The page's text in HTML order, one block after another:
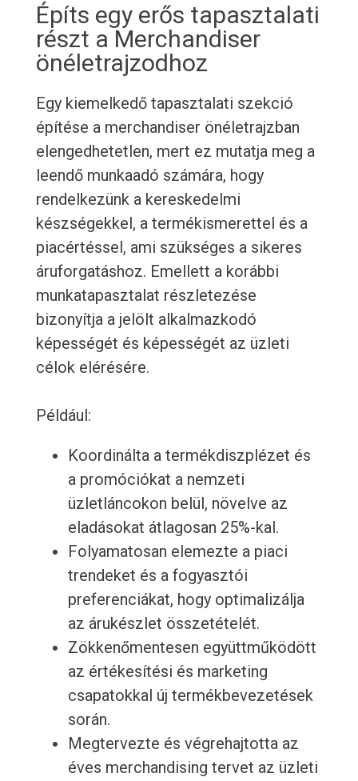
Építs egy erős tapasztalati
részt a Merchandiser
önéletrajzodhoz
Egy kiemelkedő tapasztalati szekció
építése a merchandiser önéletrajzban
elengedhetetlen, mert ez mutatja meg a
leendő munkaadó számára, hogy
rendelkezünk a kereskedelmi
készségekkel, a termékismerettel és a
piacértéssel, ami szükséges a sikeres
áruforgatáshoz. Emellett a korábbi
munkatapasztalat részletezése
bizonyítja a jelölt alkalmazkodó
képességét és képességét az üzleti
célok elérésére.
Például:
Koordinálta a termékdiszplézet és
a promóciókat a nemzeti
üzletláncokon belül, növelve az
eladásokat átlagosan 25%-kal.
Folyamatosan elemezte a piaci
trendeket és a fogyasztói
preferenciákat, hogy optimalizálja
az árukészlet összetételét.
Zökkenőmentesen együttműködött
az értékesítési és marketing
csapatokkal új termékbevezetések
során.
Megtervezte és végrehajtotta az
éves merchandising tervet az üzleti